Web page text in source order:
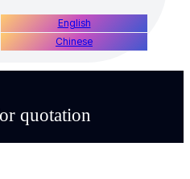
English
Chinese
quotation